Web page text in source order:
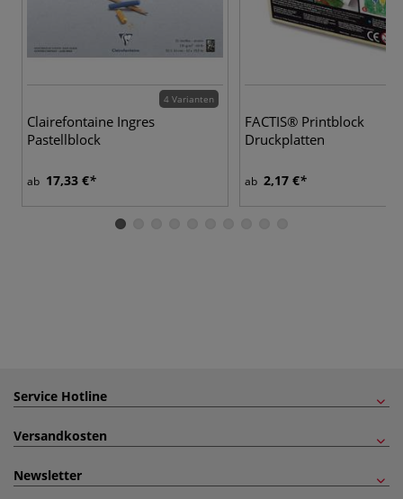
4 Varianten
Clairefontaine Ingres
Pastellblock
ab 17,33 €
FACTIS® Printblock
Druckplatten
ab 2,17 €
Service Hotline
Versandkosten
Newsletter